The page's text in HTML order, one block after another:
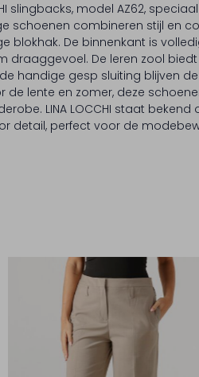
slingbacks, model AZ62,
schoenen combineren stijl en
blokhak. De binnenkant is
draaggevoel. De leren zool biedt
handige gesp sluiting blijven
de lente en zomer, deze
LINA LOCCHI staat bekend
detail, perfect voor de